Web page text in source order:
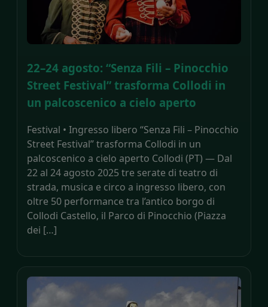
22–24 agosto: “Senza Fili – Pinocchio
Street Festival” trasforma Collodi in
un palcoscenico a cielo aperto
Festival • Ingresso libero “Senza Fili – Pinocchio
Street Festival” trasforma Collodi in un
palcoscenico a cielo aperto Collodi (PT) — Dal
22 al 24 agosto 2025 tre serate di teatro di
strada, musica e circo a ingresso libero, con
oltre 50 performance tra l’antico borgo di
Collodi Castello, il Parco di Pinocchio (Piazza
dei […]